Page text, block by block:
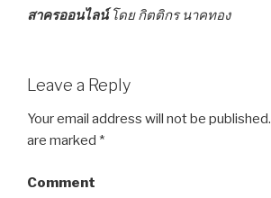
สาครออนไลน์ โดย กิตติกร นาคทอง
Leave a Reply
Your email address will not be published.
are marked *
Comment